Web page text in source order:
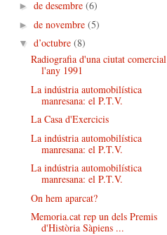
► de desembre (6)
► de novembre (5)
▼ d’octubre (8)
Radiografia d'una ciutat comercial
l'any 1991
La indústria automobilística
manresana: el P.T.V.
La Casa d'Exercicis
La indústria automobilística
manresana: el P.T.V.
La indústria automobilística
manresana: el P.T.V.
On hem aparcat?
Memoria.cat rep un dels Premis
d'Història Sàpiens ...